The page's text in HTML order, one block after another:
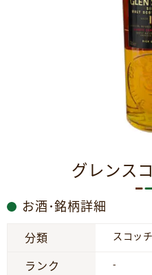
グレンス
お酒･銘柄詳細
分類 スコッ
ランク -